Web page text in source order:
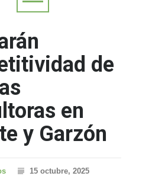
de
en
y Garzón
15 octubre, 2025